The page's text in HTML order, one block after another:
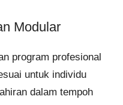
Modular
program profesional
untuk individu
dalam tempoh